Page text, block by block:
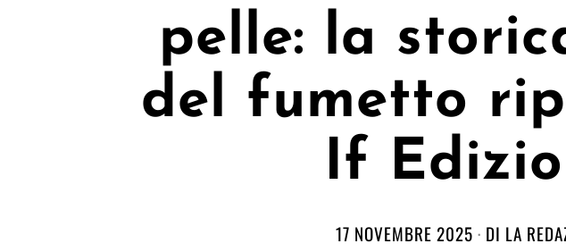
pelle: la
del fumetto
If
17 NOVEMBRE 2025 DI LA